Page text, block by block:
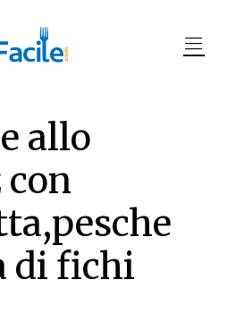
allo
di fichi